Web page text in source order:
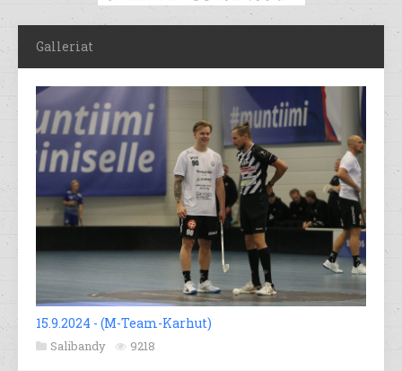
Galleriat
15.9.2024 - (M-Team-Karhut)
Salibandy 9218